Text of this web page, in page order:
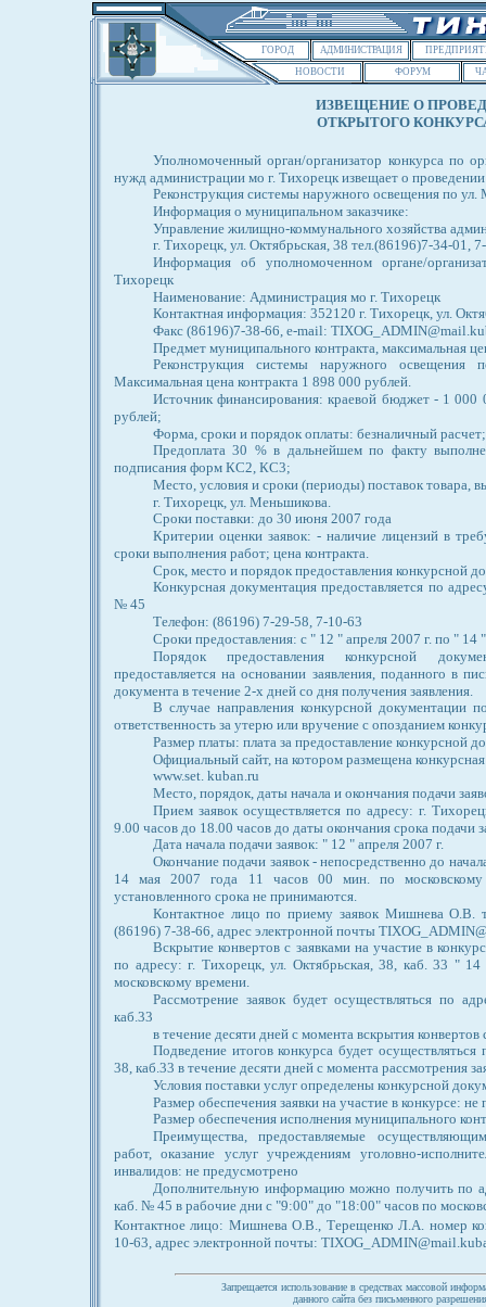
ГОРОД АДМИНИСТРАЦИЯ
НОВОСТИ
ФОРУМ
ИЗВЕЩЕНИЕ О
ОТКРЫТОГО
Уполномоченный орган/организатор конкурса по
нужд администрации мо г. Тихорецк извещает о
Реконструкция системы наружного освещения по ул.
Информация о муниципальном заказчике:
Управление жилищно-коммунального хозяйства
г. Тихорецк, ул. Октябрьская, 38 тел.(86196)7-34-01,
Информация об уполномоченном органе/
Тихорецк
Наименование: Администрация мо г. Тихорецк
Контактная информация: 352120 г. Тихорецк, ул.
Факс (86196)7-38-66, e-mail:
Предмет муниципального контракта, максимальная
Реконструкция системы наружного
Максимальная цена контракта 1 898 000 рублей.
Источник финансирования: краевой бюджет - 1
рублей;
Форма, сроки и порядок оплаты: безналичный расчет;
Предоплата 30 % в дальнейшем по факту
подписания форм КС2, КС3;
Место, условия и сроки (периоды) поставок товара,
г. Тихорецк, ул. Меньшикова.
Сроки поставки: до 30 июня 2007 года
Критерии оценки заявок: - наличие лицензий в
сроки выполнения работ; цена контракта.
Срок, место и порядок предоставления конкурсной
Конкурсная документация предоставляется по
№ 45
Телефон: (86196) 7-29-58, 7-10-63
Сроки предоставления: с " 12 " апреля 2007 г. по " 14
Порядок предоставления конкурсной
предоставляется на основании заявления, поданного в
документа в течение 2-х дней со дня получения заявления.
В случае направления конкурсной документации
ответственность за утерю или вручение с опозданием
Размер платы: плата за предоставление конкурсной
Официальный сайт, на котором размещена
www.set. kuban.ru
Место, порядок, даты начала и окончания подачи
Прием заявок осуществляется по адресу: г.
9.00 часов до 18.00 часов до даты окончания срока подачи
Дата начала подачи заявок: " 12 " апреля 2007 г.
Окончание подачи заявок - непосредственно до
14 мая 2007 года 11 часов 00 мин. по московскому
установленного срока не принимаются.
Контактное лицо по приему заявок Мишнева О.В.
(86196) 7-38-66, адрес электронной почты
Вскрытие конвертов с заявками на участие в
по адресу: г. Тихорецк, ул. Октябрьская, 38, каб. 33 "
московскому времени.
Рассмотрение заявок будет осуществляться по
каб.33
в течение десяти дней с момента вскрытия конвертов
Подведение итогов конкурса будет
38, каб.33 в течение десяти дней с момента рассмотрения
Условия поставки услуг определены конкурсной
Размер обеспечения заявки на участие в конкурсе:
Размер обеспечения исполнения муниципального
Преимущества, предоставляемые
работ, оказание услуг учреждениям уголовно-
инвалидов: не предусмотрено
Дополнительную информацию можно получить по
каб. № 45 в рабочие дни с "9:00" до "18:00" часов по
Контактное лицо: Мишнева О.В., Терещенко Л.А. номер
10-63, адрес электронной почты:
Запрещается использование в средствах массовой
данного сайта без письменного